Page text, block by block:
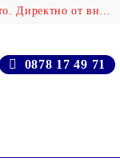
Крабов - Над 100 000 продукта на едно място. Директно от вносителя!
0878 17 49 71